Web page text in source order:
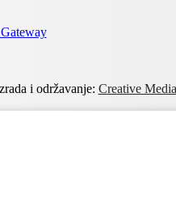
i održavanje: Creative